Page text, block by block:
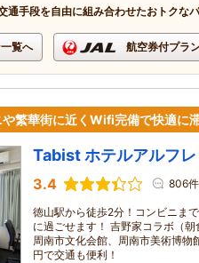
通手段を自由に組み合わせたおトクな
覧へ 航空券付プラ
繁華街に近くWifi完備で快適に
Tabist ホテルアルフ
3.4 806件
徳山駅から徒歩2分！コンビニま
に過ごせます！ 吉野家コラボ（
周南市文化会館、周南市美術博
円で交通も便利！